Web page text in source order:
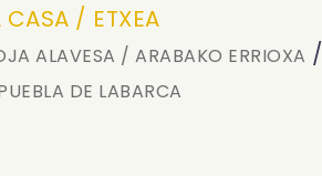
CASA / ETXEA
ALAVESA / ARABAKO ERRIOXA /
DE LABARCA